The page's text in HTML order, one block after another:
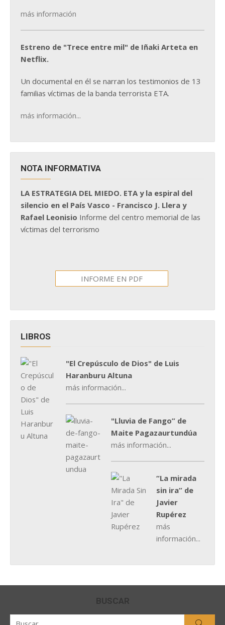
más información
Estreno de "Trece entre mil" de Iñaki Arteta en
Netflix.
Un documental en él se narran los testimonios de 13
familias víctimas de la banda terrorista ETA.
más información...
NOTA INFORMATIVA
LA ESTRATEGIA DEL MIEDO. ETA y la espiral del
silencio en el País Vasco - Francisco J. Llera y
Rafael Leonisio Informe del centro memorial de las
víctimas del terrorismo
INFORME EN PDF
LIBROS
"El Crepúsculo de Dios" de Luis
Haranburu Altuna
más información...
"Lluvia de Fango” de
Maite Pagazaurtundúa
más información...
“La mirada
sin ira” de
Javier
Rupérez
más
información...
BUSCAR